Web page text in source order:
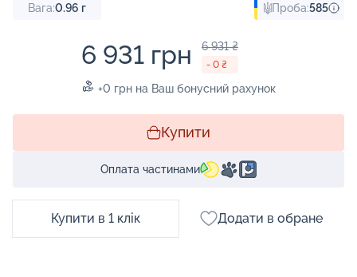
Вага:0.96 г Проба:585
6 931 грн 6 931 ₴
- 0 ₴
+0 грн на Ваш бонусний рахунок
Купити
Оплата частинами
Купити в 1 клік Додати в обране